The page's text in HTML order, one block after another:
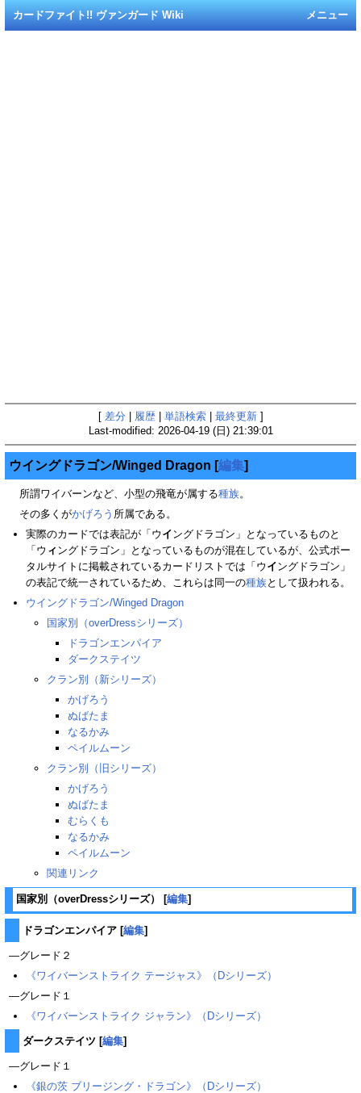
メニュー
カードファイト!! ヴァンガード Wiki
[ 差分 履歴| 単語検索| 最終更新]
Last-modified: 2026-04-19 (日) 21:39:01
ウイングドラゴン/Winged Dragon [編集]
所謂ワイバーンなど、小型の飛竜が属する種族。
その多くがかげろう 所属である。
実際のカードでは表記が「ウ イングドラゴン」となっているものと
「ウ ィ ングドラゴン」となっているものが混在しているが、公式ポー
タルサイトに掲載されているカードリストでは「ウ イングドラゴン」
の表記で統一されているため、これらは同一の種族として扱われる。
ウイングドラゴン/Winged Dragon
国家別（overDressシリーズ）
ドラゴンエンパイア
ダークステイツ
クラン別（新シリーズ）
かげろう
ぬばたま
なるかみ
ペイルムーン
クラン別（旧シリーズ）
かげろう
ぬばたま
むらくも
なるかみ
ペイルムーン
関連リンク
国家別（overDressシリーズ） [編集]
ドラゴンエンパイア [編集]
―グレード２
《ワイバーンストライク テージャス》（Dシリーズ）
―グレード１
《ワイバーンストライク ジャラン》（Dシリーズ）
ダークステイツ [編集]
―グレード１
《銀の茨 ブリージング・ドラゴン》（Dシリーズ）‎ ‎